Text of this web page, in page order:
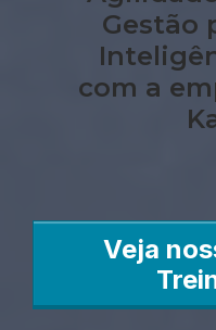
Gestão
com a
Veja